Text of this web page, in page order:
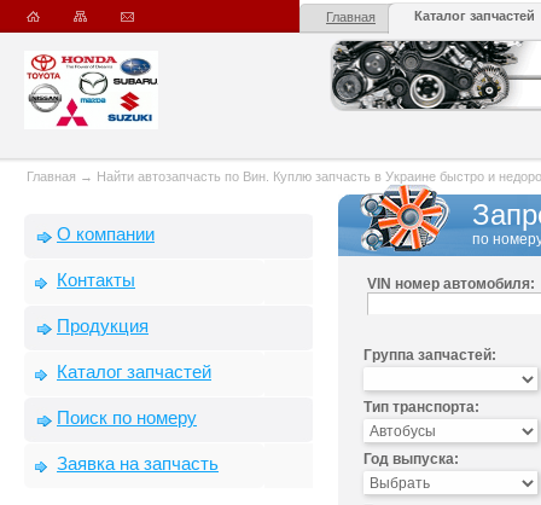
Главная Каталог запчастей
Главная → Найти автозапчасть по Вин. Куплю запчасть в Украине быстро и
О компании
Контакты
Продукция
Каталог запчастей
Поиск по номеру
Заявка на запчасть
по
VIN номер автомобиля:
Группа запчастей:
Тип транспорта:
Год выпуска: